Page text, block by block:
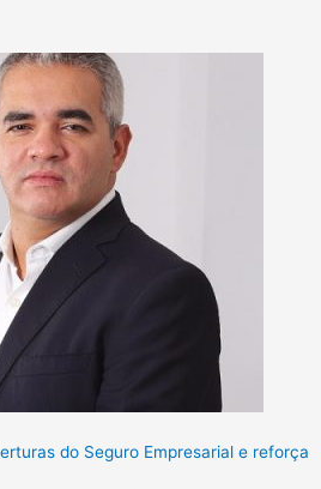
do Seguro Empresarial e reforça